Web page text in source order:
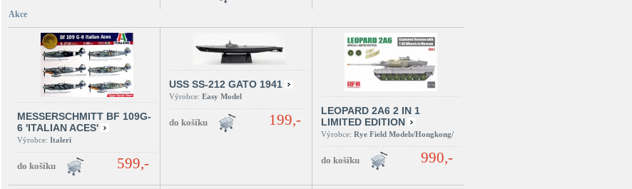
Akce
MESSERSCHMITT BF 109G-
6 'ITALIAN ACES'
Výrobce: Italeri
599,-
USS SS-212 GATO 1941
Výrobce: Easy Model
199,-
LEOPARD 2A6 2 IN 1
LIMITED EDITION
Výrobce: Rye Field Models/Hongkong/
990,-